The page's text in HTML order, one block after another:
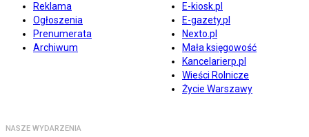
Reklama
Ogłoszenia
Prenumerata
Archiwum
E-kiosk.pl
E-gazety.pl
Nexto.pl
Mała księgowość
Kancelarierp.pl
Wieści Rolnicze
Życie Warszawy
NASZE WYDARZENIA